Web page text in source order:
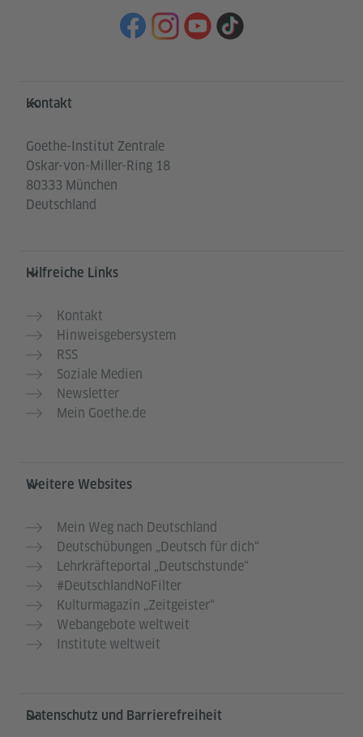
Service- und Informationsbereich
Kontakt
Goethe-Institut Zentrale
Oskar-von-Miller-Ring 18
80333 München
Deutschland
Hilfreiche Links
Kontakt
Hinweisgebersystem
RSS
Soziale Medien
Newsletter
Mein Goethe.de
Weitere Websites
Mein Weg nach Deutschland
Deutschübungen „Deutsch für dich“
Lehrkräfteportal „Deutschstunde“
#DeutschlandNoFilter
Kulturmagazin „Zeitgeister“
Webangebote weltweit
Institute weltweit
Datenschutz und Barrierefreiheit